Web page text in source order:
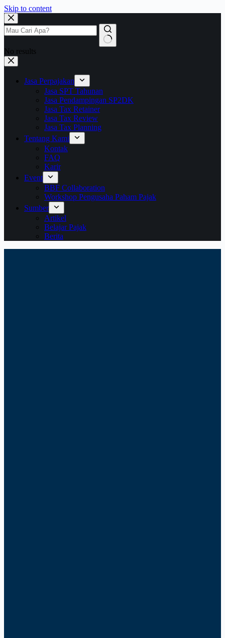
Skip to content
No results
Jasa Perpajakan
Jasa SPT Tahunan
Jasa Pendampingan SP2DK
Jasa Tax Retainer
Jasa Tax Review
Jasa Tax Planning
Tentang Kami
Kontak
FAQ
Karir
Event
BBF Collaboration
Workshop Pengusaha Paham Pajak
Sumber
Artikel
Belajar Pajak
Berita